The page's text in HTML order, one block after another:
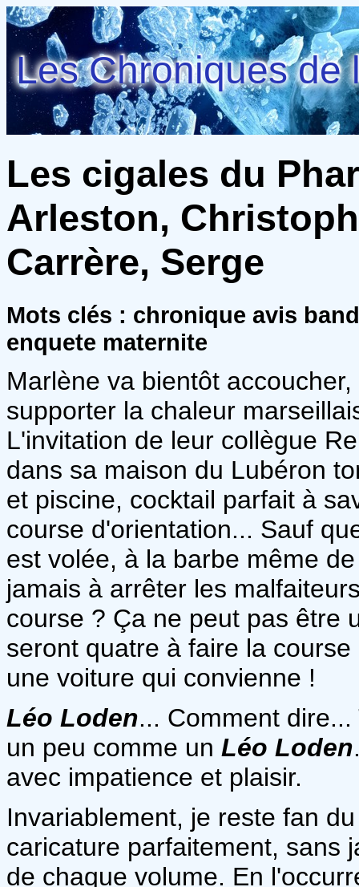
Les Chroniques de
Les cigales du
Arleston,
Carrère, Serge
Mots clés : chronique avis
enquete maternite
Marlène va bientôt
supporter la chaleur
L'invitation de leur collègue
dans sa maison du Lubéron
et piscine, cocktail parfait à
course d'orientation... Sauf
est volée, à la barbe même
jamais à arrêter les
course ? Ça ne peut pas être
seront quatre à faire la
une voiture qui convienne !
Léo Loden... Comment
un peu comme un Léo Loden
avec impatience et plaisir.
Invariablement, je reste fan
caricature parfaitement, sans
de chaque volume. En